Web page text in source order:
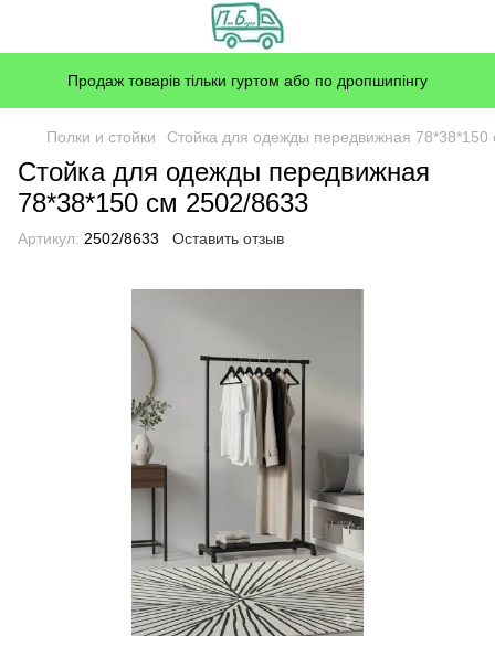
Продаж товарів тільки гуртом або по дропшипінгу
Полки и стойки Стойка для одежды передвижная 78*38*150
Стойка для одежды передвижная
78*38*150 см 2502/8633
Артикул: 2502/8633 Оставить отзыв